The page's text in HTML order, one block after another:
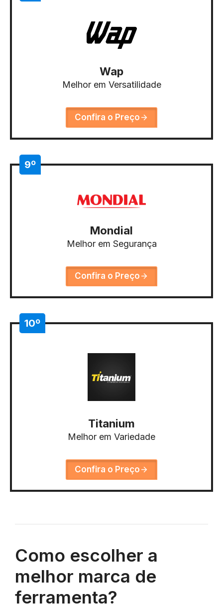
Wap
Melhor em Versatilidade
Confira o Preço
9º
Mondial
Melhor em Segurança
Confira o Preço
10º
Titanium
Melhor em Variedade
Confira o Preço
Como escolher a
melhor marca de
ferramenta?